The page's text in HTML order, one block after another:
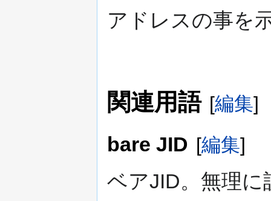
アドレスの事を
関連用語 [編集]
bare JID [編集]
ベアJID。無理